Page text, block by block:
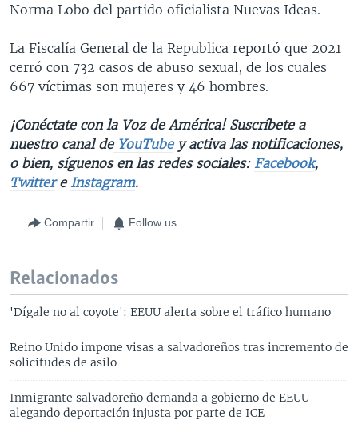
Norma Lobo del partido oficialista Nuevas Ideas.
La Fiscalía General de la Republica reportó que 2021
cerró con 732 casos de abuso sexual, de los cuales
667 víctimas son mujeres y 46 hombres.
¡Conéctate con la Voz de América! Suscríbete a
nuestro canal deYouTubey activa las notificaciones,
o bien, síguenos en las redes sociales: Facebook,
Twittere Instagram.
Compartir Follow us
Relacionados
'Dígale no al coyote': EEUU alerta sobre el tráfico humano
Reino Unido impone visas a salvadoreños tras incremento de
solicitudes de asilo
Inmigrante salvadoreño demanda a gobierno de EEUU
alegando deportación injusta por parte de ICE